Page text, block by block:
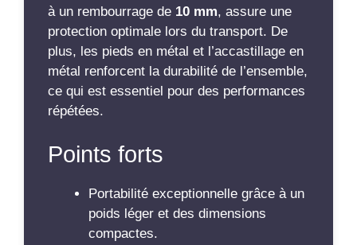
à un rembourrage de 10 mm, assure une
protection optimale lors du transport. De
plus, les pieds en métal et l’accastillage en
métal renforcent la durabilité de l’ensemble,
ce qui est essentiel pour des performances
répétées.
Points forts
Portabilité exceptionnelle grâce à un
poids léger et des dimensions
compactes.